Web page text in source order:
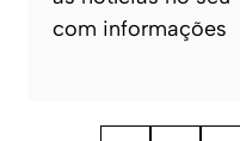
com informações